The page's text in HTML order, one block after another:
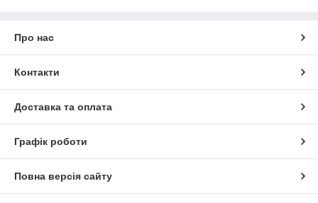
Про нас
Контакти
Доставка та оплата
Графік роботи
Повна версія сайту